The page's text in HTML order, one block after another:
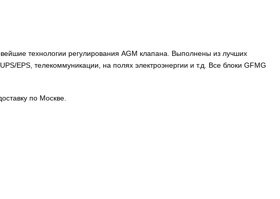
технологии регулирования AGM клапана. Выполнены из лучших
EPS, телекоммуникации, на полях электроэнергии и т.д. Все блоки GFMG
по Москве.